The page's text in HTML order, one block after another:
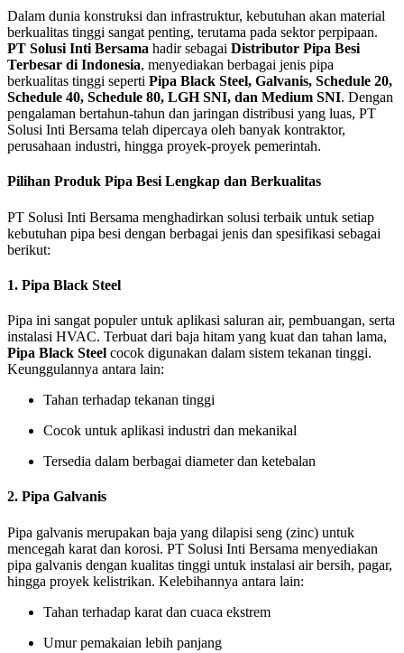
Dalam dunia konstruksi dan infrastruktur, kebutuhan akan material
berkualitas tinggi sangat penting, terutama pada sektor perpipaan.
PT Solusi Inti Bersama hadir sebagai Distributor Pipa Besi
Terbesar di Indonesia, menyediakan berbagai jenis pipa
berkualitas tinggi seperti Pipa Black Steel, Galvanis, Schedule 20,
Schedule 40, Schedule 80, LGH SNI, dan Medium SNI. Dengan
pengalaman bertahun-tahun dan jaringan distribusi yang luas, PT
Solusi Inti Bersama telah dipercaya oleh banyak kontraktor,
perusahaan industri, hingga proyek-proyek pemerintah.
Pilihan Produk Pipa Besi Lengkap dan Berkualitas
PT Solusi Inti Bersama menghadirkan solusi terbaik untuk setiap
kebutuhan pipa besi dengan berbagai jenis dan spesifikasi sebagai
berikut:
1. Pipa Black Steel
Pipa ini sangat populer untuk aplikasi saluran air, pembuangan, serta
instalasi HVAC. Terbuat dari baja hitam yang kuat dan tahan lama,
Pipa Black Steel cocok digunakan dalam sistem tekanan tinggi.
Keunggulannya antara lain:
Tahan terhadap tekanan tinggi
Cocok untuk aplikasi industri dan mekanikal
Tersedia dalam berbagai diameter dan ketebalan
2. Pipa Galvanis
Pipa galvanis merupakan baja yang dilapisi seng (zinc) untuk
mencegah karat dan korosi. PT Solusi Inti Bersama menyediakan
pipa galvanis dengan kualitas tinggi untuk instalasi air bersih, pagar,
hingga proyek kelistrikan. Kelebihannya antara lain:
Tahan terhadap karat dan cuaca ekstrem
Umur pemakaian lebih panjang